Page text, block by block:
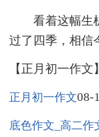
看着这幅生机
过了四季，相信
【正月初一作文
正月初一作文08-
底色作文_高二作